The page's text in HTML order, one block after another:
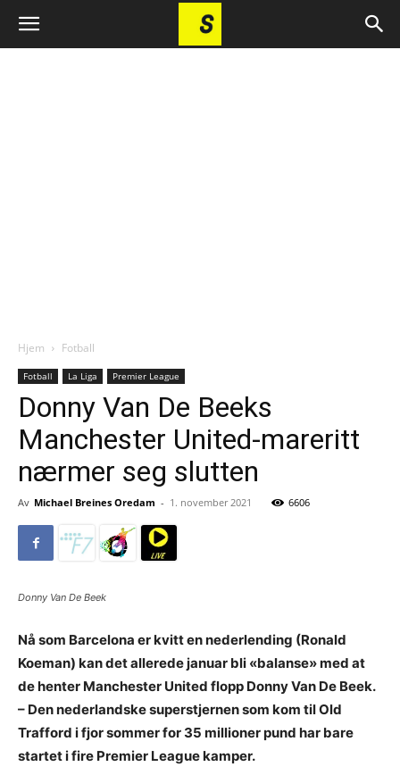
Hjem Fotball
Fotball La Liga Premier League
Donny Van De Beeks
Manchester United-mareritt
nærmer seg slutten
Av Michael Breines Oredam - 1. november 2021 6606
Donny Van De Beek
Nå som Barcelona er kvitt en nederlending (Ronald
Koeman) kan det allerede januar bli «balanse» med at
de henter Manchester United flopp Donny Van De Beek.
– Den nederlandske superstjernen som kom til Old
Trafford i fjor sommer for 35 millioner pund har bare
startet i fire Premier League kamper.